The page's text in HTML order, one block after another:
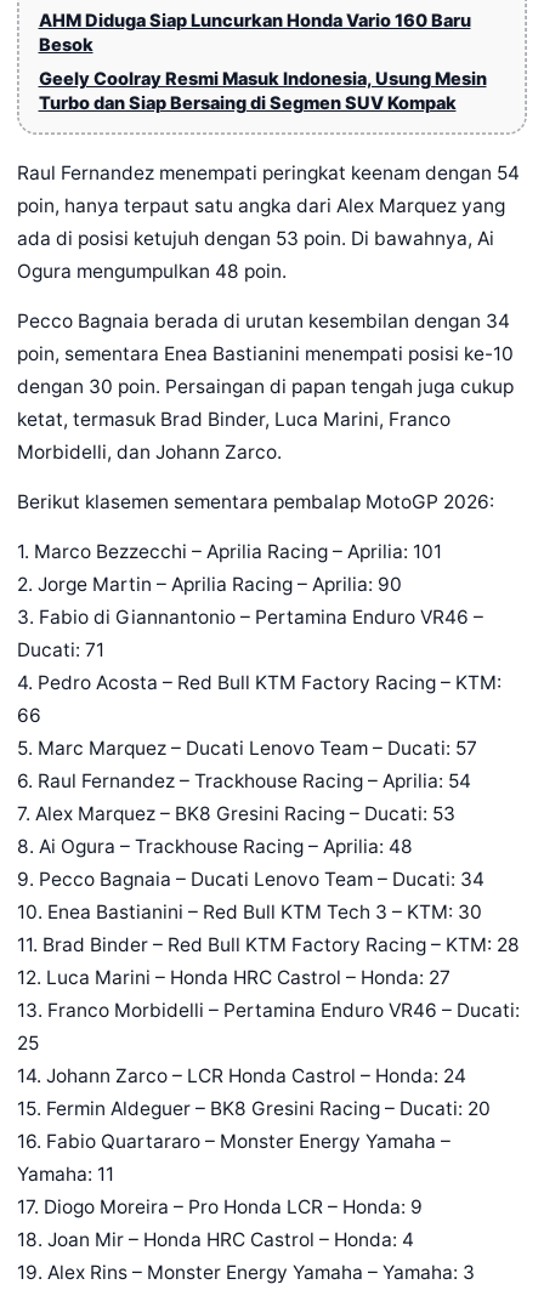
AHM Diduga Siap Luncurkan Honda Vario 160 Baru
Besok
Geely Coolray Resmi Masuk Indonesia, Usung Mesin
Turbo dan Siap Bersaing di Segmen SUV Kompak
Raul Fernandez menempati peringkat keenam dengan 54
poin, hanya terpaut satu angka dari Alex Marquez yang
ada di posisi ketujuh dengan 53 poin. Di bawahnya, Ai
Ogura mengumpulkan 48 poin.
Pecco Bagnaia berada di urutan kesembilan dengan 34
poin, sementara Enea Bastianini menempati posisi ke-10
dengan 30 poin. Persaingan di papan tengah juga cukup
ketat, termasuk Brad Binder, Luca Marini, Franco
Morbidelli, dan Johann Zarco.
Berikut klasemen sementara pembalap MotoGP 2026:
1. Marco Bezzecchi – Aprilia Racing – Aprilia: 101
2. Jorge Martin – Aprilia Racing – Aprilia: 90
3. Fabio di Giannantonio – Pertamina Enduro VR46 –
Ducati: 71
4. Pedro Acosta – Red Bull KTM Factory Racing – KTM:
66
5. Marc Marquez – Ducati Lenovo Team – Ducati: 57
6. Raul Fernandez – Trackhouse Racing – Aprilia: 54
7. Alex Marquez – BK8 Gresini Racing – Ducati: 53
8. Ai Ogura – Trackhouse Racing – Aprilia: 48
9. Pecco Bagnaia – Ducati Lenovo Team – Ducati: 34
10. Enea Bastianini – Red Bull KTM Tech 3 – KTM: 30
11. Brad Binder – Red Bull KTM Factory Racing – KTM: 28
12. Luca Marini – Honda HRC Castrol – Honda: 27
13. Franco Morbidelli – Pertamina Enduro VR46 – Ducati:
25
14. Johann Zarco – LCR Honda Castrol – Honda: 24
15. Fermin Aldeguer – BK8 Gresini Racing – Ducati: 20
16. Fabio Quartararo – Monster Energy Yamaha –
Yamaha: 11
17. Diogo Moreira – Pro Honda LCR – Honda: 9
18. Joan Mir – Honda HRC Castrol – Honda: 4
19. Alex Rins – Monster Energy Yamaha – Yamaha: 3